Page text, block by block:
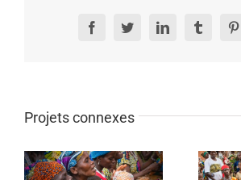
FacebookTwitterLinkedInTumblr
Projets connexes